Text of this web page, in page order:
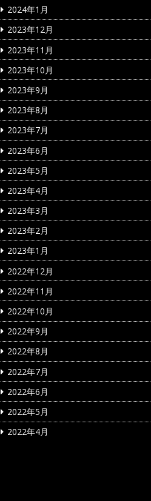
2024年1月
2023年12月
2023年11月
2023年10月
2023年9月
2023年8月
2023年7月
2023年6月
2023年5月
2023年4月
2023年3月
2023年2月
2023年1月
2022年12月
2022年11月
2022年10月
2022年9月
2022年8月
2022年7月
2022年6月
2022年5月
2022年4月